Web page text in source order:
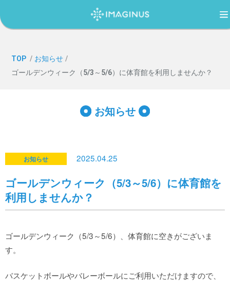
TOP
過ごし方ガイド
イベント
館内MAP
施設の案内
TOP / お知らせ /
ゴールデンウィーク（5/3～5/6）に体育館を利用しませんか？
お知らせ
お知らせ 2025.04.25
ゴールデンウィーク（5/3～5/6）に体育館を
利用しませんか？
ゴールデンウィーク（5/3～5/6）、体育館に空きがございま
す。
バスケットボールやバレーボールにご利用いただけますので、